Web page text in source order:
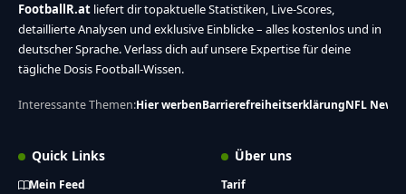
FootballR.at liefert dir topaktuelle Statistiken, Live-Scores,
detaillierte Analysen und exklusive Einblicke – alles kostenlos und in
deutscher Sprache. Verlass dich auf unsere Expertise für deine
tägliche Dosis Football-Wissen.
Interessante Themen:Hier werbenBarrierefreiheitserklärungNFL News
Quick Links
Mein Feed
Über uns
Tarif